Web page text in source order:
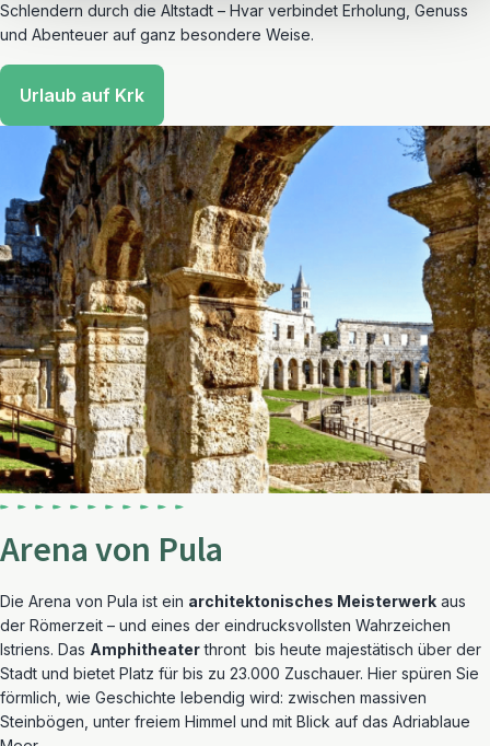
Schlendern durch die Altstadt – Hvar verbindet Erholung, Genuss
und Abenteuer auf ganz besondere Weise.
Urlaub auf Krk
Arena von Pula
Die Arena von Pula ist ein architektonisches Meisterwerk aus
der Römerzeit – und eines der eindrucksvollsten Wahrzeichen
Istriens. Das Amphitheaterthront bis heute majestätisch über der
Stadt und bietet Platz für bis zu 23.000 Zuschauer. Hier spüren Sie
förmlich, wie Geschichte lebendig wird: zwischen massiven
Steinbögen, unter freiem Himmel und mit Blick auf das Adriablaue